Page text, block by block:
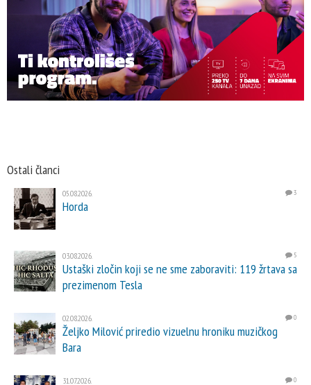
Ostali članci
05.08.2026. 3
Horda
03.08.2026. 5
Ustaški zločin koji se ne sme zaboraviti: 119 žrtava sa
prezimenom Tesla
02.08.2026. 0
Željko Milović priredio vizuelnu hroniku muzičkog
Bara
31.07.2026. 0